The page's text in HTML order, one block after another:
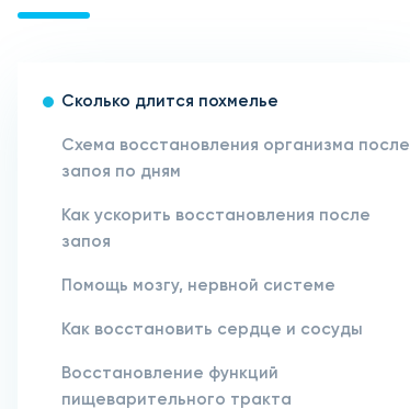
Сколько длится похмелье
Схема восстановления организма после
запоя по дням
Как ускорить восстановления после
запоя
Помощь мозгу, нервной системе
Как восстановить сердце и сосуды
Восстановление функций
пищеварительного тракта